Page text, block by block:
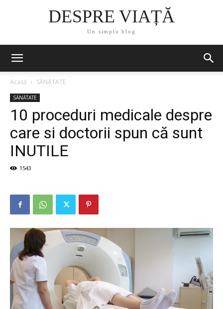
DESPRE VIAȚĂ
Un simplu blog
Acasă SĂNĂTATE
SĂNĂTATE
10 proceduri medicale despre
care si doctorii spun că sunt
INUTILE
1543